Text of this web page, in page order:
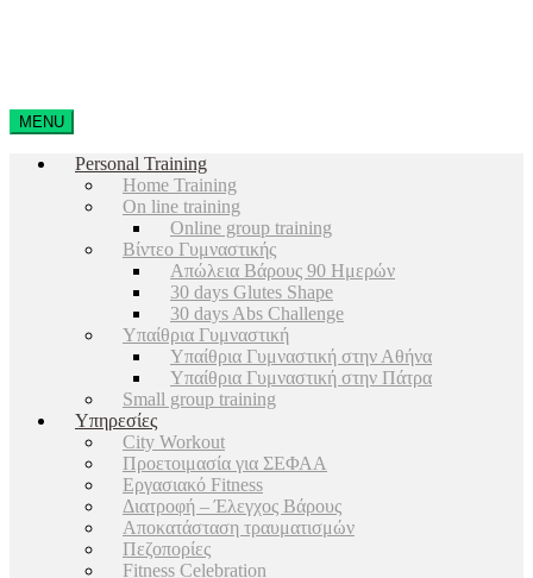
MENU
Personal Training
Home Training
On line training
Online group training
Βίντεο Γυμναστικής
Απώλεια Βάρους 90 Ημερών
30 days Glutes Shape
30 days Abs Challenge
Υπαίθρια Γυμναστική
Υπαίθρια Γυμναστική στην Αθήνα
Υπαίθρια Γυμναστική στην Πάτρα
Small group training
Υπηρεσίες
City Workout
Προετοιμασία για ΣΕΦΑΑ
Εργασιακό Fitness
Διατροφή – Έλεγχος Βάρους
Αποκατάσταση τραυματισμών
Πεζοπορίες
Fitness Celebration